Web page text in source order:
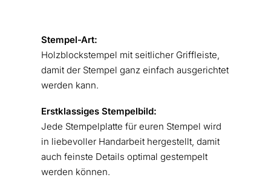
Stempel-Art:
Holzblockstempel mit seitlicher Griffleiste,
damit der Stempel ganz einfach ausgerichtet
werden kann.
ErstklassigesStempelbild:
Jede Stempelplatte für euren Stempel wird
in liebevoller Handarbeit hergestellt, damit
auch feinste Details optimal gestempelt
werden können.